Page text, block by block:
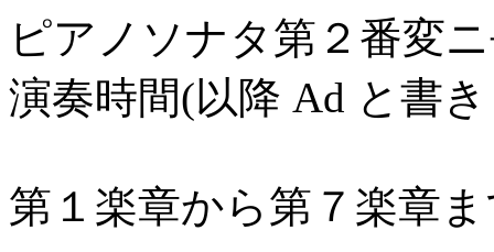
ピアノソナタ第２番変
演奏時間(以降 Ad と書
第１楽章から第７楽章